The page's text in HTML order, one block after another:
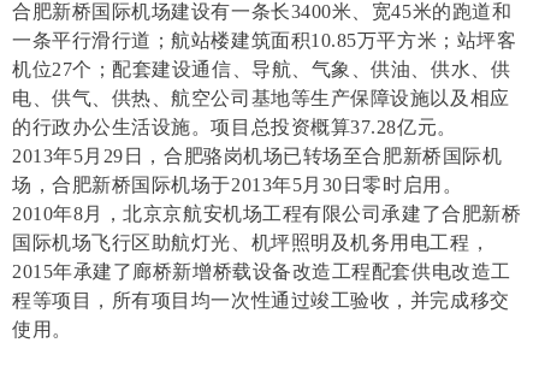
合肥新桥国际机场建设有一条长3400米、宽45米的跑道和
一条平行滑行道；航站楼建筑面积10.85万平方米；站坪客
机位27个；配套建设通信、导航、气象、供油、供水、供
电、供气、供热、航空公司基地等生产保障设施以及相应
的行政办公生活设施。项目总投资概算37.28亿元。
2013年5月29日，合肥骆岗机场已转场至合肥新桥国际机
场，合肥新桥国际机场于2013年5月30日零时启用。
2010年8月，北京京航安机场工程有限公司承建了合肥新桥
国际机场飞行区助航灯光、机坪照明及机务用电工程，
2015年承建了廊桥新增桥载设备改造工程配套供电改造工
程等项目，所有项目均一次性通过竣工验收，并完成移交
使用。